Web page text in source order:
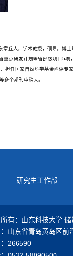
章丘人，学术教授，硕导。博
重点研发计划等省部级项目5
，担任国家自然科学基金函评
多个期刊审稿人。
研究生工作部
所有：山东科技大学
山东省青岛黄岛区前
：266590